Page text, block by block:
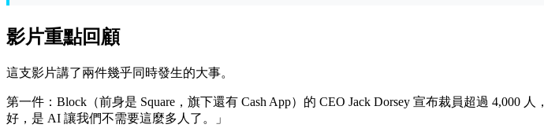
影片重點回顧
這支影片講了兩件幾乎同時發生的大事。
第一件：Block（前身是 Square，旗下還有 Cash App）的 CEO Jack Dorsey 宣布裁員超過
好，是 AI 讓我們不需要這麼多人了。」